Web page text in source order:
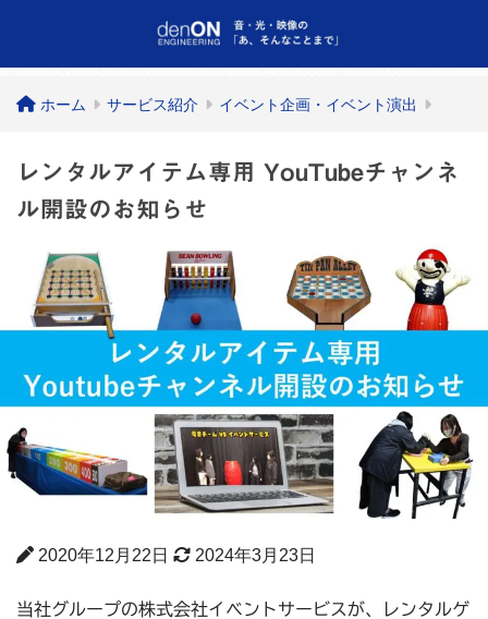
ホーム サービス紹介 イベント企画・イベント演出
レンタルアイテム専用 YouTubeチャンネ
ル開設のお知らせ
2020年12月22日 2024年3月23日
当社グループの株式会社イベントサービスが、レンタルゲ